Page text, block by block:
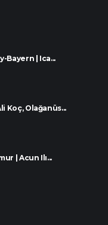
Bayern | Ica...
Koç, Olağanüs...
| Acun Ilı...